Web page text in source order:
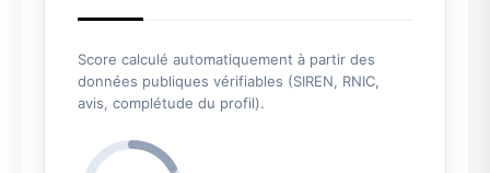
Score calculé automatiquement à partir des
données publiques vérifiables (SIREN, RNIC,
avis, complétude du profil).